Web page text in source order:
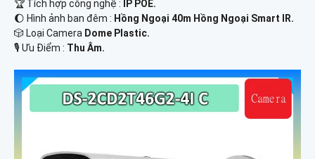
🏆 Tích hợp công nghệ :
IP POE.
🌔 Hình ảnh ban đêm : Hồng Ngoại 40m Hồng Ngoại Smart IR.
🎲 Loại Camera Dome Plastic.
️🎙 Ưu Điểm : Thu Âm.